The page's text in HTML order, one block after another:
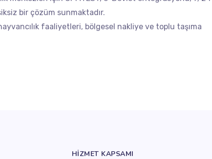
bir çözüm sunmaktadır.
faaliyetleri, bölgesel nakliye ve toplu taşıma
HİZMET KAPSAMI